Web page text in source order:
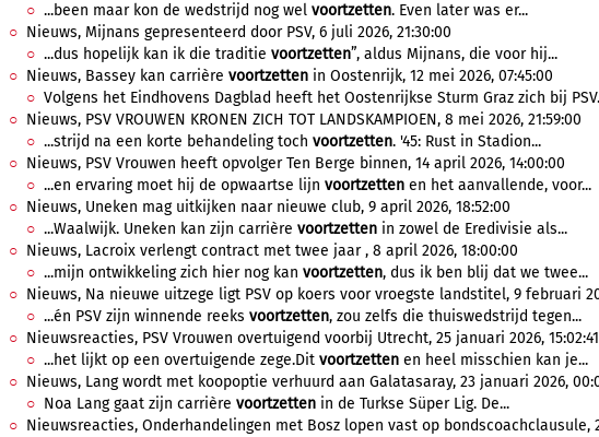
...been maar kon de wedstrijd nog wel voortzetten. Even later was er...
Nieuws, Mijnans gepresenteerd door PSV, 6 juli 2026, 21:30:00
...dus hopelijk kan ik die traditie voortzetten”, aldus Mijnans, die voor hij...
Nieuws, Bassey kan carrière voortzetten in Oostenrijk, 12 mei 2026, 07:45:00
Volgens het Eindhovens Dagblad heeft het Oostenrijkse Sturm Graz zich bij
Nieuws, PSV VROUWEN KRONEN ZICH TOT LANDSKAMPIOEN, 8 mei 2026, 21:59:00
...strijd na een korte behandeling toch voortzetten. '45: Rust in Stadion...
Nieuws, PSV Vrouwen heeft opvolger Ten Berge binnen, 14 april 2026, 14:00:00
...en ervaring moet hij de opwaartse lijn voortzetten en het aanvallende, voor...
Nieuws, Uneken mag uitkijken naar nieuwe club, 9 april 2026, 18:52:00
...Waalwijk. Uneken kan zijn carrière voortzetten in zowel de Eredivisie als...
Nieuws, Lacroix verlengt contract met twee jaar , 8 april 2026, 18:00:00
...mijn ontwikkeling zich hier nog kan voortzetten, dus ik ben blij dat we twee...
Nieuws, Na nieuwe uitzege ligt PSV op koers voor vroegste landstitel, 9 februari
...én PSV zijn winnende reeks voortzetten, zou zelfs die thuiswedstrijd tegen...
Nieuwsreacties, PSV Vrouwen overtuigend voorbij Utrecht, 25 januari 2026, 15:02:41
...het lijkt op een overtuigende zege.Dit voortzetten en heel misschien kan je...
Nieuws, Lang wordt met koopoptie verhuurd aan Galatasaray, 23 januari 2026,
Noa Lang gaat zijn carrière voortzetten in de Turkse Süper Lig. De...
Nieuwsreacties, Onderhandelingen met Bosz lopen vast op bondscoachclausule,